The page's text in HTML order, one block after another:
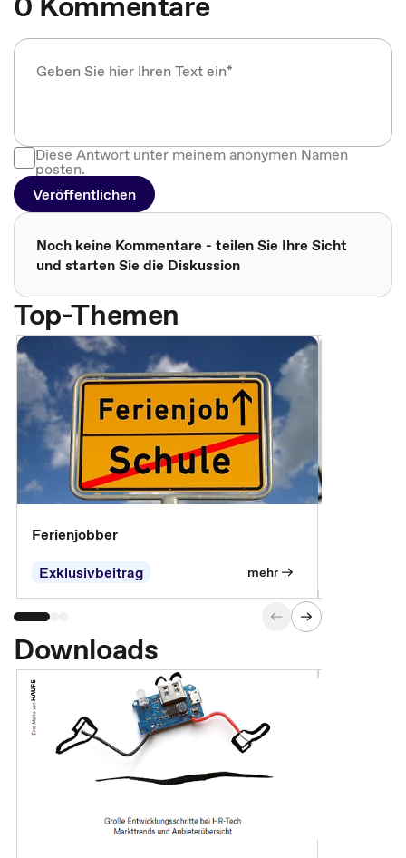
Diese Antwort unter meinem anonymen Namen
posten.
Veröffentlichen
Noch keine Kommentare - teilen Sie Ihre Sicht
und starten Sie die Diskussion
Top-Themen
Ferienjobber
Exklusivbeitrag
mehr
Downloads